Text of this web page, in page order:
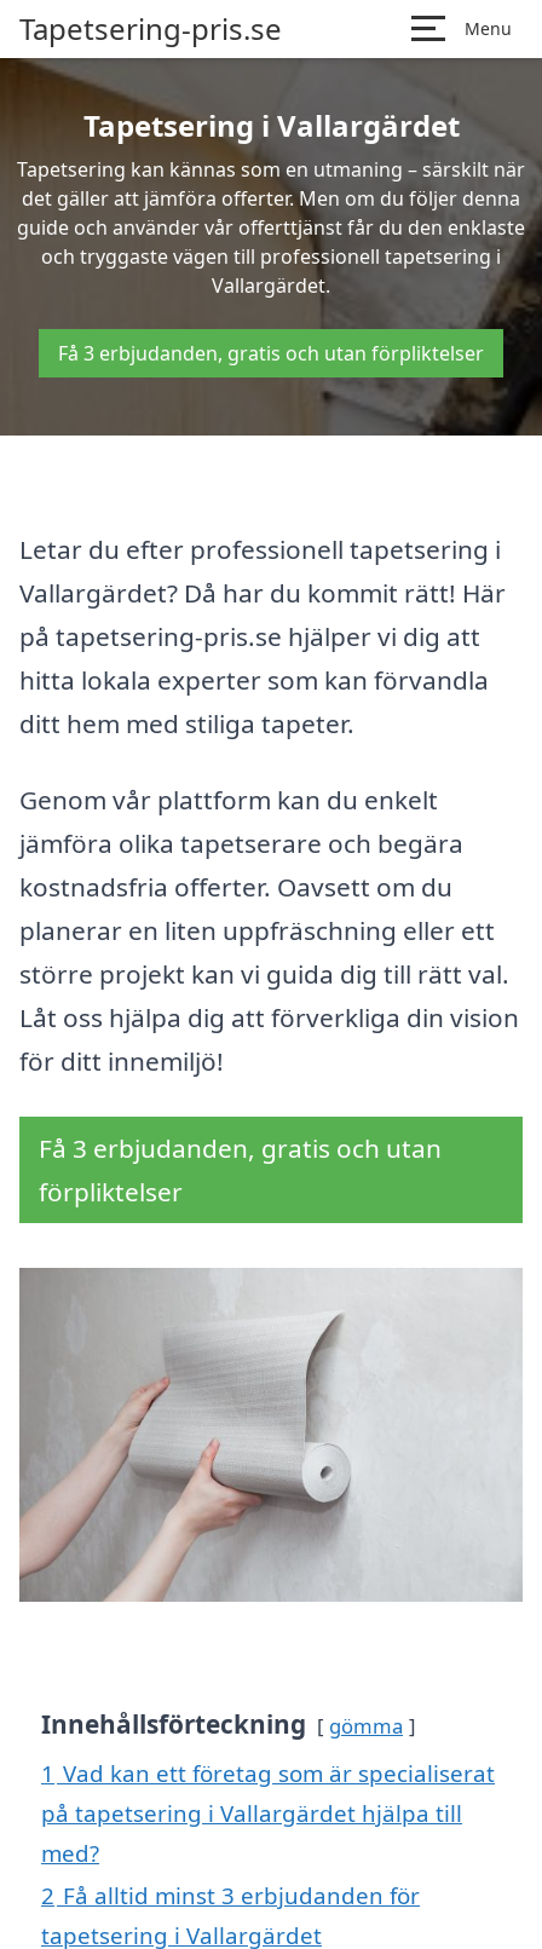
Tapetsering-pris.se Menu
Tapetsering i Vallargärdet
Tapetsering kan kännas som en utmaning – särskilt när
det gäller att jämföra offerter. Men om du följer denna
guide och använder vår offerttjänst får du den enklaste
och tryggaste vägen till professionell tapetsering i
Vallargärdet.
Få 3 erbjudanden, gratis och utan förpliktelser
Letar du efter professionell tapetsering i
Vallargärdet? Då har du kommit rätt! Här
på tapetsering-pris.se hjälper vi dig att
hitta lokala experter som kan förvandla
ditt hem med stiliga tapeter.
Genom vår plattform kan du enkelt
jämföra olika tapetserare och begära
kostnadsfria offerter. Oavsett om du
planerar en liten uppfräschning eller ett
större projekt kan vi guida dig till rätt val.
Låt oss hjälpa dig att förverkliga din vision
för ditt innemiljö!
Få 3 erbjudanden, gratis och utan
förpliktelser
Innehållsförteckning gömma
1 Vad kan ett företag som är specialiserat
på tapetsering i Vallargärdet hjälpa till
med?
2 Få alltid minst 3 erbjudanden för
tapetsering i Vallargärdet